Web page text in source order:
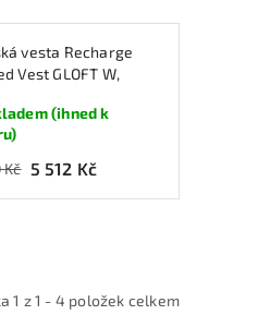
vesta Recharge
Vest GLOFT W,
(ihned k
Kč 5 512 Kč
1 z1 - 4 položek celkem